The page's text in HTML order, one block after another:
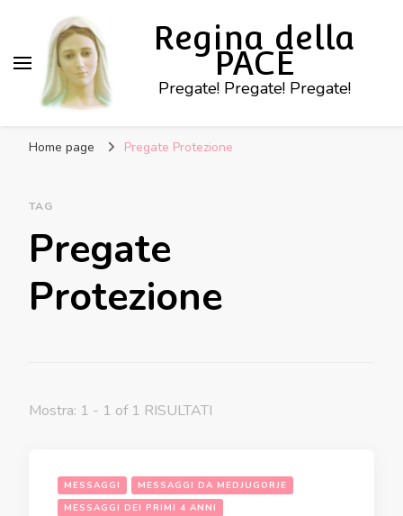
Regina della
PACE
Pregate! Pregate! Pregate!
Home page Pregate Protezione
TAG
Pregate
Protezione
Mostra: 1 - 1 of 1 RISULTATI
MESSAGGI
MESSAGGI DA MEDJUGORJE
MESSAGGI DEI PRIMI 4 ANNI